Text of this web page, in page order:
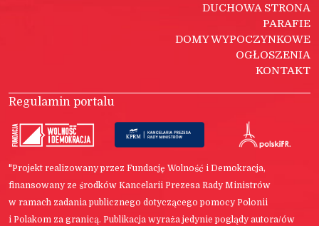
DUCHOWA STRONA
PARAFIE
DOMY WYPOCZYNKOWE
OGŁOSZENIA
KONTAKT
Regulamin portalu
"Projekt realizowany przez Fundację Wolność i Demokracja,
finansowany ze środków Kancelarii Prezesa Rady Ministrów
w ramach zadania publicznego dotyczącego pomocy Polonii
i Polakom za granicą. Publikacja wyraża jedynie poglądy autora/ów